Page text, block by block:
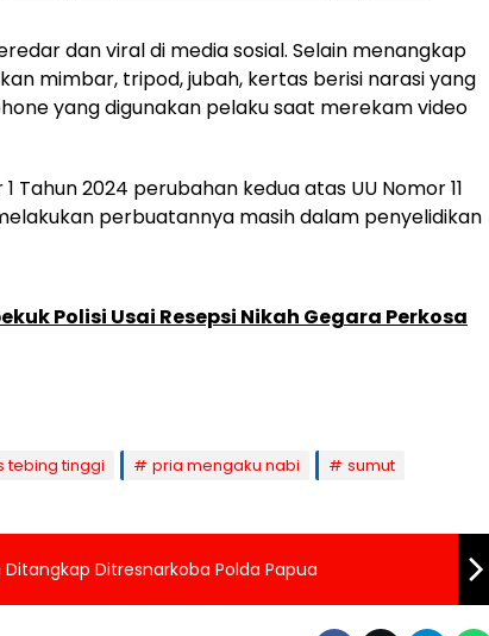
dan viral di media sosial. Selain menangkap
mimbar, tripod, jubah, kertas berisi narasi yang
yang digunakan pelaku saat merekam video
Tahun 2024 perubahan kedua atas UU Nomor 11
perbuatannya masih dalam penyelidikan
Polisi Usai Resepsi Nikah Gegara Perkosa
tebing tinggi pria mengaku nabi
sumut
Ditresnarkoba Polda Papua